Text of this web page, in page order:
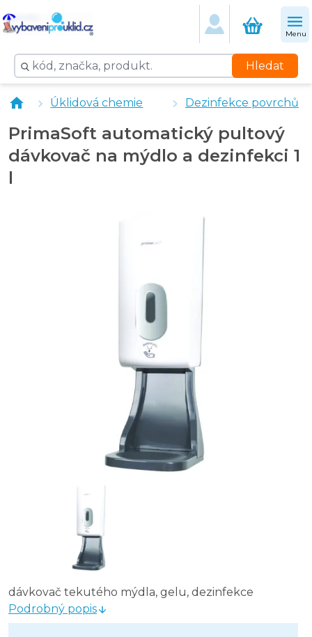
Menu
Hledat
Úklidová chemie
Dezinfekce povrchů
PrimaSoft automatický pultový
dávkovač na mýdlo a dezinfekci 1
l
dávkovač tekutého mýdla, gelu, dezinfekce
Podrobný popis